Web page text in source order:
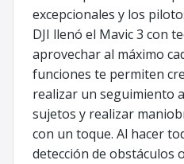
excepcionales y los
DJI llenó el Mavic 3 con
aprovechar al máximo
funciones te permiten
realizar un seguimiento
sujetos y realizar
con un toque. Al hacer
detección de obstáculos